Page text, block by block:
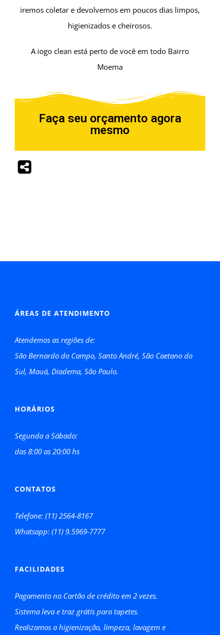
iremos coletar e devolvemos em poucos dias limpos,
higienizados e cheirosos.
A iogo clean está perto de você em todo Bairro
Moema
Faça seu orçamento agora
mesmo
ÁREAS DE ATENDIMENTO
Atendemos as regiões de:
São Bernardo do Campo, Santo André, São Caetano do
Sul, Mauá, Diadema, São Paulo.
HORÁRIOS
Segunda a Sábado:
das 8:00 as 20:00 hs
CONTATOS
Telefone: (11) 2564-8167
Whatsapp: (11) 9.5969-7777
FACILIDADES
Pagamento no Cartão de crédito em 2 vezes.
Sistema leva e traz grátis para tapetes.
Realizamos a higienização, limpeza, lavagem e